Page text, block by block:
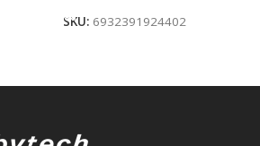
SKU: 6932391924402